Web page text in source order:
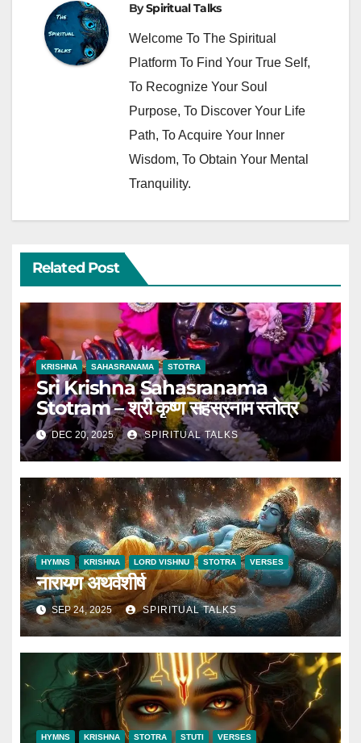
BySpiritual Talks
Welcome To The Spiritual
Platform To Find Your True Self,
To Recognize Your Soul
Purpose, To Discover Your Life
Path, To Acquire Your Inner
Wisdom, To Obtain Your Mental
Tranquility.
Related Post
KRISHNA SAHASRANAMA STOTRA
Sri Krishna Sahasranama
Stotram – श्री कृष्ण सहस्रनाम स्तोत्र
DEC 20, 2025 SPIRITUAL TALKS
HYMNS KRISHNA LORD VISHNU STOTRA VERSES
नारायण अथर्वशीर्ष
SEP 24, 2025 SPIRITUAL TALKS
HYMNS KRISHNA STOTRA STUTI VERSES